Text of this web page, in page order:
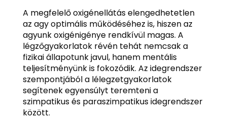
A megfelelő oxigénellátás elengedhetetlen
az agy optimális működéséhez is, hiszen az
agyunk oxigénigénye rendkívül magas. A
légzőgyakorlatok révén tehát nemcsak a
fizikai állapotunk javul, hanem mentális
teljesítményünk is fokozódik. Az idegrendszer
szempontjából a lélegzetgyakorlatok
segítenek egyensúlyt teremteni a
szimpatikus és paraszimpatikus idegrendszer
között.